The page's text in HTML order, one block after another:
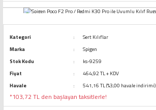
Kategori
Sert Kılıflar
Marka
Spigen
Stok Kodu
ks-9259
Fiyat
464,92 TL + KDV
Havale
541,16 TL (%3,00 havale indirimi)
*103,72 TL den başlayan taksitlerle!